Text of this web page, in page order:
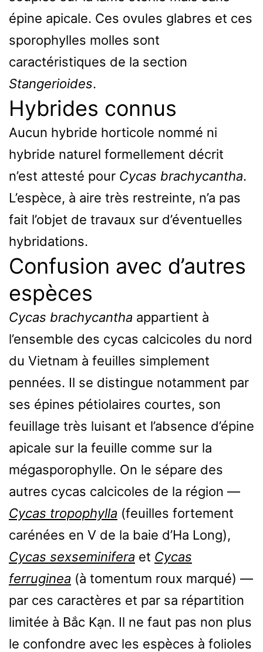
épine apicale. Ces ovules glabres et ces
sporophylles molles sont
caractéristiques de la section
Stangerioides.
Hybrides connus
Aucun hybride horticole nommé ni
hybride naturel formellement décrit
n’est attesté pour Cycas brachycantha.
L’espèce, à aire très restreinte, n’a pas
fait l’objet de travaux sur d’éventuelles
hybridations.
Confusion avec d’autres
espèces
Cycas brachycantha appartient à
l’ensemble des cycas calcicoles du nord
du Vietnam à feuilles simplement
pennées. Il se distingue notamment par
ses épines pétiolaires courtes, son
feuillage très luisant et l’absence d’épine
apicale sur la feuille comme sur la
mégasporophylle. On le sépare des
autres cycas calcicoles de la région —
Cycas tropophylla (feuilles fortement
carénées en V de la baie d’Ha Long),
Cycas sexseminifera et Cycas
ferruginea (à tomentum roux marqué) —
par ces caractères et par sa répartition
limitée à Bắc Kạn. Il ne faut pas non plus
le confondre avec les espèces à folioles